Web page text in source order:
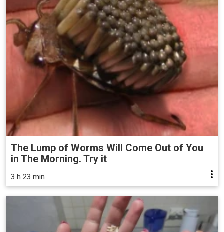
The Lump of Worms Will Come Out of You
in The Morning. Try it
3 h 23 min